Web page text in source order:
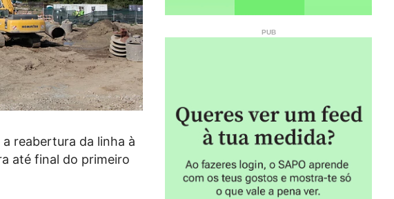
reabertura da linha à
até final do primeiro